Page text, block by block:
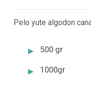
Pelo yute algodon
500 gr
1000gr